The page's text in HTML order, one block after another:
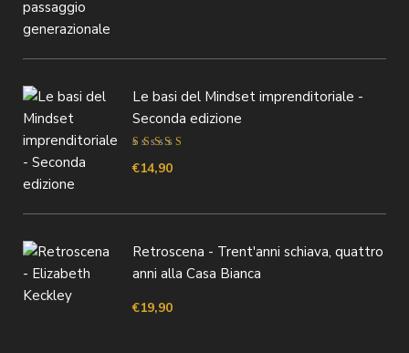
Le basi del Mindset imprenditoriale -
Seconda edizione
su 5
€14,90
Retroscena - Trent'anni schiava, quattro
anni alla Casa Bianca
€19,90